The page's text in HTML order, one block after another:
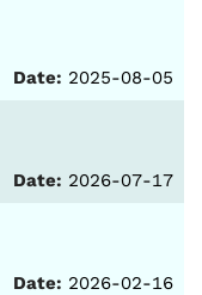
Date: 2025-08-05
Date: 2026-07-17
Date: 2026-02-16